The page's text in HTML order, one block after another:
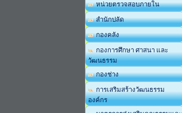
หน่วยตรวจสอบภายใน
สำนักปลัด
กองคลัง
กองการศึกษา ศาสนา และ
วัฒนธรรม
กองช่าง
การเสริมสร้างวัฒนธรรม
องค์กร